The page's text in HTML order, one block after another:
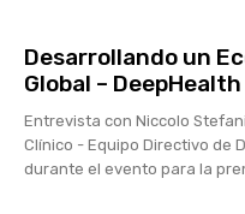
Desarrollando un
Global – DeepHealth
Entrevista con Niccolo
Clínico - Equipo Directivo de
durante el evento para la